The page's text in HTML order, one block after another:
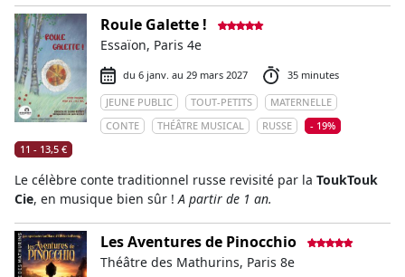
Roule Galette !
Essaïon, Paris 4e
du 6 janv. au 29 mars 2027
35 minutes
JEUNE PUBLIC
TOUT-PETITS
MATERNELLE
CONTE
THÉÂTRE MUSICAL RUSSE
- 19%
11 - 13,5 €
Le célèbre conte traditionnel russe revisité par la ToukTouk
Cie, en musique bien sûr !A partir de 1 an.
Les Aventures de Pinocchio
Théâtre des Mathurins, Paris 8e